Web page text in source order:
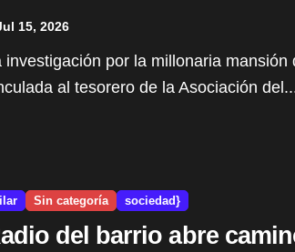
15, 2026
al tesorero de la Asociación
Sin categoría sociedad}
del barrio abre